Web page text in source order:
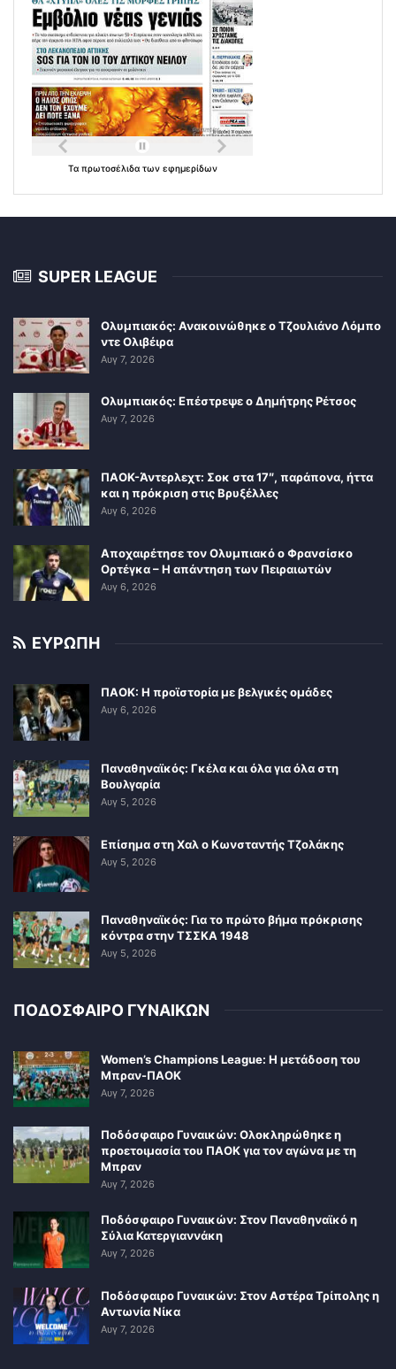
Τα πρωτοσέλιδα των εφημερίδων
SUPER LEAGUE
Ολυμπιακός: Ανακοινώθηκε ο Τζουλιάνο Λόμπο
ντε Ολιβέιρα
Αυγ 7, 2026
Ολυμπιακός: Επέστρεψε ο Δημήτρης Ρέτσος
Αυγ 7, 2026
ΠΑΟΚ-Άντερλεχτ: Σοκ στα 17″, παράπονα, ήττα
και η πρόκριση στις Βρυξέλλες
Αυγ 6, 2026
Αποχαιρέτησε τον Ολυμπιακό ο Φρανσίσκο
Ορτέγκα – Η απάντηση των Πειραιωτών
Αυγ 6, 2026
ΕΥΡΩΠΗ
ΠΑΟΚ: Η προϊστορία με βελγικές ομάδες
Αυγ 6, 2026
Παναθηναϊκός: Γκέλα και όλα για όλα στη
Βουλγαρία
Αυγ 5, 2026
Επίσημα στη Χαλ ο Κωνσταντής Τζολάκης
Αυγ 5, 2026
Παναθηναϊκός: Για το πρώτο βήμα πρόκρισης
κόντρα στην ΤΣΣΚΑ 1948
Αυγ 5, 2026
ΠΟΔΟΣΦΑΙΡΟ ΓΥΝΑΙΚΩΝ
Women’s Champions League: Η μετάδοση του
Μπραν-ΠΑΟΚ
Αυγ 7, 2026
Ποδόσφαιρο Γυναικών: Ολοκληρώθηκε η
προετοιμασία του ΠΑΟΚ για τον αγώνα με τη
Μπραν
Αυγ 7, 2026
Ποδόσφαιρο Γυναικών: Στον Παναθηναϊκό η
Σύλια Κατεργιαννάκη
Αυγ 7, 2026
Ποδόσφαιρο Γυναικών: Στον Αστέρα Τρίπολης η
Αντωνία Νίκα
Αυγ 7, 2026